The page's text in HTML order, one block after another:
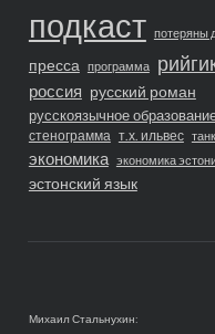
подкаст потеряны
пресса программа
россия русский роман
русскоязычное
стенограмма т.х. ильвес танк
экономика экономика
эстонский язык
Михаил Стальнухин: